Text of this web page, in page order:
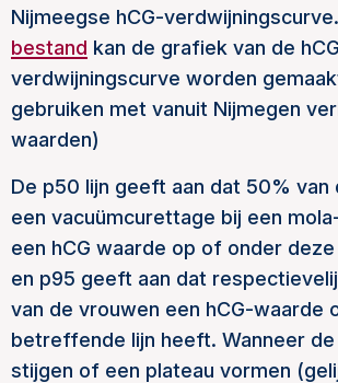
Nijmeegse hCG-
bestand kan de grafiek van de hCG
verdwijningscurve worden
gebruiken met vanuit Nijmegen
waarden)
De p50 lijn geeft aan dat 50% van
een vacuümcurettage bij een
een hCG waarde op of onder
en p95 geeft aan dat
van de vrouwen een hCG-waarde
betreffende lijn heeft. Wanneer de
stijgen of een plateau vormen